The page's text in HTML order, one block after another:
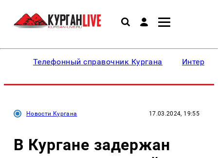
Телефонный справочник Кургана
Новости Кургана 17.03.2024, 19:55
В Кургане задержан